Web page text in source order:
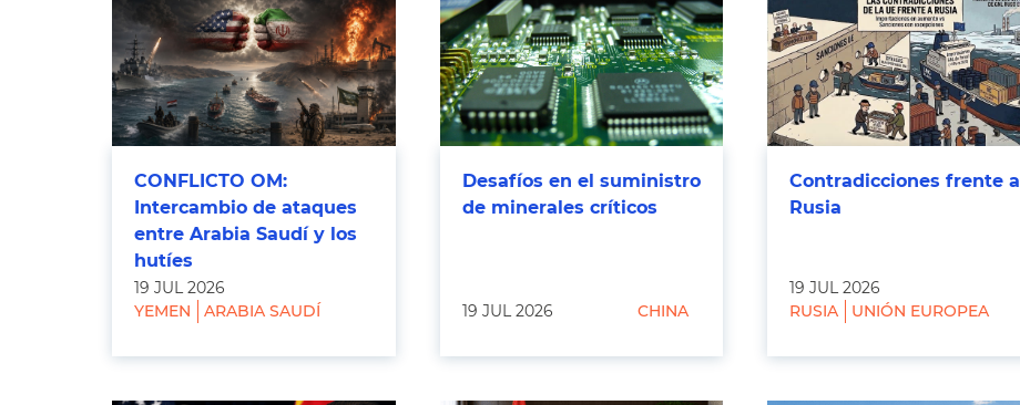
CONFLICTO OM:
Intercambio de ataques
entre Arabia Saudí y los
hutíes
19 JUL 2026
YEMEN
ARABIA SAUDÍ
Desafíos en el suministro
de minerales críticos
19 JUL 2026 CHINA
Contradicciones frente a
Rusia
19 JUL 2026
RUSIA
UNIÓN EUROPEA